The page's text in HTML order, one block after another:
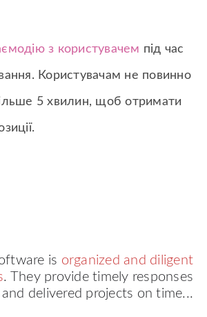
з користувачем під час
Користувачам не повинно
5 хвилин, щоб отримати
is organized and diligent
. They provide timely responses
and delivered projects on time...